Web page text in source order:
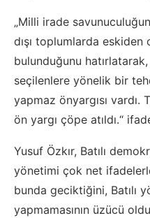
„Milli irade
dışı toplumlarda
bulunduğunu
seçilenlere yönelik bir
yapmaz önyargısı vardı.
ön yargı çöpe atıldı.“
Yusuf Özkır, Batılı
yönetimi çok net
bunda geciktiğini, Batılı
yapmamasının üzücü